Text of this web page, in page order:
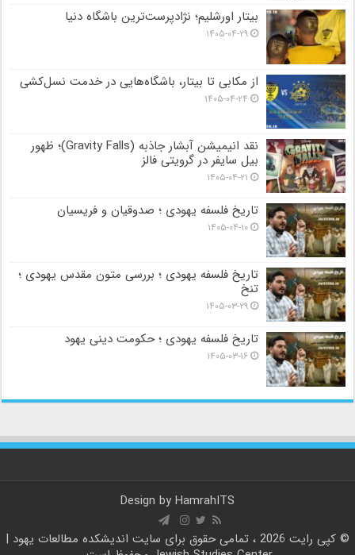
بیتار اورشلیم؛ نژادپرست‌ترین باشگاه دنیا
۱۴۰۵-۰۴-۲۹
از مکابی تا بیتار، باشگاه‌هایی در خدمت نسل‌کشی
۱۴۰۵-۰۴-۲۴
نقد انیمیشن آبشار جاذبه (Gravity Falls)؛ ظهور
بیل سایفر در گرویتی فالز
۱۴۰۵-۰۴-۲۱
تاریخ فلسفه یهودی ؛ صدوقیان و فریسیان
۱۴۰۵-۰۴-۱۰
تاریخ فلسفه یهودی ؛ بررسی متون مقدس یهودی ؛
تنخ
۱۴۰۵-۰۳-۲۹
تاریخ فلسفه یهودی ؛ حکومت دینی یهود
۱۴۰۵-۰۳-۱۶
Design by HamrahITS
© کپی رایت 2026 ، تمامی حقوق برای سایت
اندیشکده مطالعات یهود |